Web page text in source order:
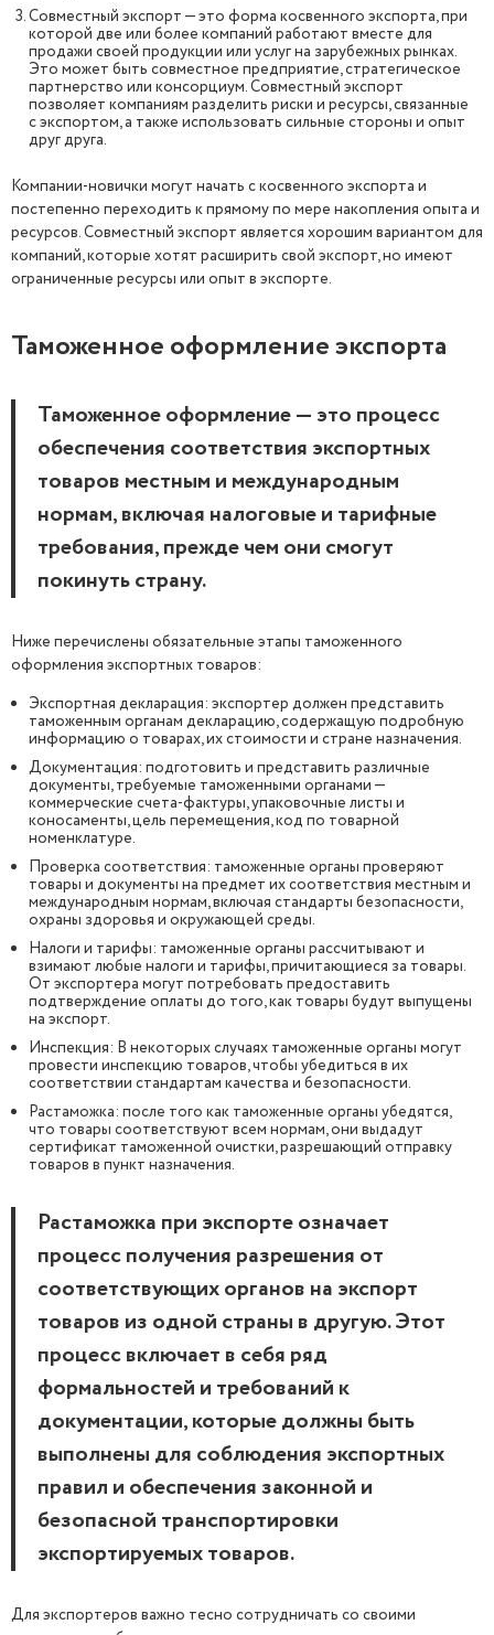
Совместный экспорт — это форма косвенного экспорта, при
которой две или более компаний работают вместе для
продажи своей продукции или услуг на зарубежных рынках.
Это может быть совместное предприятие, стратегическое
партнерство или консорциум. Совместный экспорт
позволяет компаниям разделить риски и ресурсы, связанные
с экспортом, а также использовать сильные стороны и опыт
друг друга.
Компании-новички могут начать с косвенного экспорта и
постепенно переходить к прямому по мере накопления опыта и
ресурсов. Совместный экспорт является хорошим вариантом для
компаний, которые хотят расширить свой экспорт, но имеют
ограниченные ресурсы или опыт в экспорте.
Таможенное оформление экспорта
Таможенное оформление — это процесс
обеспечения соответствия экспортных
товаров местным и международным
нормам, включая налоговые и тарифные
требования, прежде чем они смогут
покинуть страну.
Ниже перечислены обязательные этапы таможенного
оформления экспортных товаров:
Экспортная декларация: экспортер должен представить
таможенным органам декларацию, содержащую подробную
информацию о товарах, их стоимости и стране назначения.
Документация: подготовить и представить различные
документы, требуемые таможенными органами —
коммерческие счета-фактуры, упаковочные листы и
коносаменты, цель перемещения, код по товарной
номенклатуре.
Проверка соответствия: таможенные органы проверяют
товары и документы на предмет их соответствия местным и
международным нормам, включая стандарты безопасности,
охраны здоровья и окружающей среды.
Налоги и тарифы: таможенные органы рассчитывают и
взимают любые налоги и тарифы, причитающиеся за товары.
От экспортера могут потребовать предоставить
подтверждение оплаты до того, как товары будут выпущены
на экспорт.
Инспекция: В некоторых случаях таможенные органы могут
провести инспекцию товаров, чтобы убедиться в их
соответствии стандартам качества и безопасности.
Растаможка: после того как таможенные органы убедятся,
что товары соответствуют всем нормам, они выдадут
сертификат таможенной очистки, разрешающий отправку
товаров в пункт назначения.
Растаможка при экспорте означает
процесс получения разрешения от
соответствующих органов на экспорт
товаров из одной страны в другую. Этот
процесс включает в себя ряд
формальностей и требований к
документации, которые должны быть
выполнены для соблюдения экспортных
правил и обеспечения законной и
безопасной транспортировки
экспортируемых товаров.
Для экспортеров важно тесно сотрудничать со своими